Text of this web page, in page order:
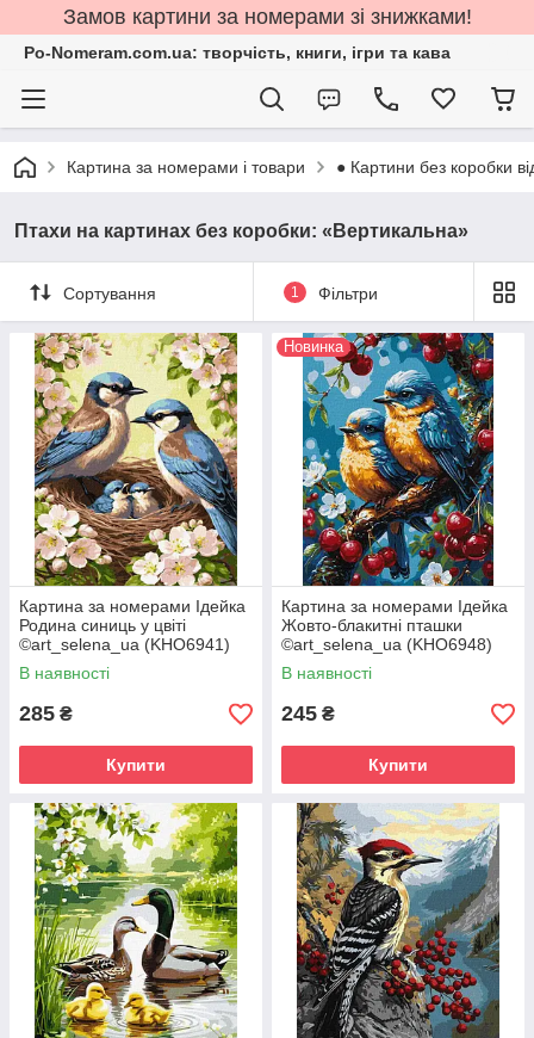
Замов картини за номерами зі знижками!
Po-Nomeram.com.ua: творчість, книги, ігри та кава
Картина за номерами і товари ● Картини без коробки
Птахи на картинах без коробки: «Вертикальна»
Сортування 1 Фільтри
Картина за номерами Ідейка
Родина синиць у цвіті
©art_selena_ua (KHO6941)
40 х 50 см
В наявності
285 ₴
Купити
Новинка
Картина за номерами Ідейка
Жовто-блакитні пташки
©art_selena_ua (KHO6948)
30 х 40 см
В наявності
245 ₴
Купити